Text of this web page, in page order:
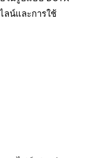
ลน์และการใช้